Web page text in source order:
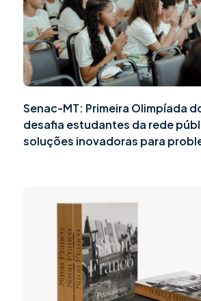
Senac-MT: Primeira Olimpíada
desafia estudantes da rede
soluções inovadoras para